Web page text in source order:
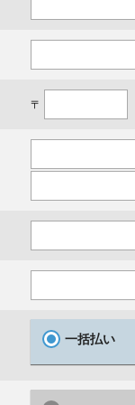
〒
一括払い